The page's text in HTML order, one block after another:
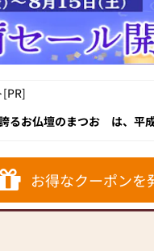
あなたの心を豊か
形にするお手伝い
ポンご利用いた
承ください。
[PR]
るお仏壇のまつお は、
からもほど近く、大宰府イ
には伝統的な金仏壇と唐
素材から「我が家の1本」
日店」にお越しください！
お得なクーポンを